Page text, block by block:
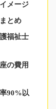
メージ
とめ
福祉士
の費用
90%以